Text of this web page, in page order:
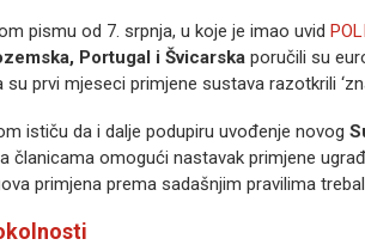
pismu od 7. srpnja, u koje je imao uvid
Portugal i Švicarska poručili su
su prvi mjeseci primjene sustava razotkrili
ističu da i dalje podupiru uvođenje novog
članicama omogući nastavak primjene
primjena prema sadašnjim pravilima